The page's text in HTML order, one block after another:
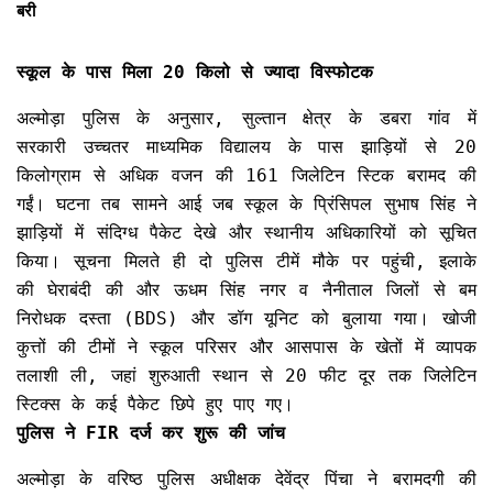
बरी
स्कूल के पास मिला 20 किलो से ज्यादा विस्फोटक
अल्मोड़ा पुलिस के अनुसार, सुल्तान क्षेत्र के डबरा गांव में
सरकारी उच्चतर माध्यमिक विद्यालय के पास झाड़ियों से 20
किलोग्राम से अधिक वजन की 161 जिलेटिन स्टिक बरामद की
गईं। घटना तब सामने आई जब स्कूल के प्रिंसिपल सुभाष सिंह ने
झाड़ियों में संदिग्ध पैकेट देखे और स्थानीय अधिकारियों को सूचित
किया। सूचना मिलते ही दो पुलिस टीमें मौके पर पहुंची, इलाके
की घेराबंदी की और ऊधम सिंह नगर व नैनीताल जिलों से बम
निरोधक दस्ता (BDS) और डॉग यूनिट को बुलाया गया। खोजी
कुत्तों की टीमों ने स्कूल परिसर और आसपास के खेतों में व्यापक
तलाशी ली, जहां शुरुआती स्थान से 20 फीट दूर तक जिलेटिन
स्टिक्स के कई पैकेट छिपे हुए पाए गए।
पुलिस ने FIR दर्ज कर शुरू की जांच
अल्मोड़ा के वरिष्ठ पुलिस अधीक्षक देवेंद्र पिंचा ने बरामदगी की